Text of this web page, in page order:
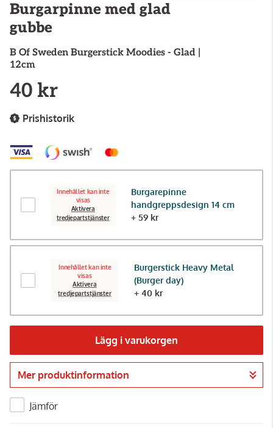
Burgarpinne med glad
gubbe
B Of Sweden Burgerstick Moodies - Glad |
12cm
40 kr
Prishistorik
Innehållet kan inte
visas
Aktivera
tredjepartstjänster
Burgarepinne
handgreppsdesign 14 cm
+ 59 kr
Innehållet kan inte
visas
Aktivera
tredjepartstjänster
Burgerstick Heavy Metal
(Burger day)
+ 40 kr
Lägg i varukorgen
Gå till kassan
Mer produktinformation
Jämför